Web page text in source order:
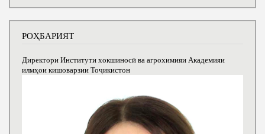
РОҲБАРИЯТ
Директори Институти хокшиносӣ ва агрохимияи Академияи
илмҳои кишоварзии Тоҷикистон